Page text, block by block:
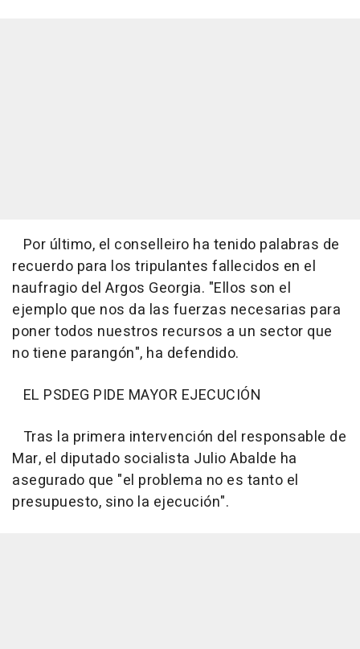
Por último, el conselleiro ha tenido palabras de
recuerdo para los tripulantes fallecidos en el
naufragio del Argos Georgia. "Ellos son el
ejemplo que nos da las fuerzas necesarias para
poner todos nuestros recursos a un sector que
no tiene parangón", ha defendido.
EL PSDEG PIDE MAYOR EJECUCIÓN
Tras la primera intervención del responsable de
Mar, el diputado socialista Julio Abalde ha
asegurado que "el problema no es tanto el
presupuesto, sino la ejecución".